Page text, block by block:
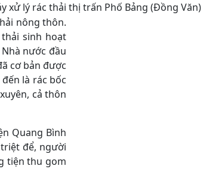
xử lý rác thải thị trấn Phố Bảng (Đồng Văn)
nông thôn.
sinh hoạt
nước đầu
cơ bản được
là rác bốc
cả thôn
Quang Bình
để, người
tiện thu gom